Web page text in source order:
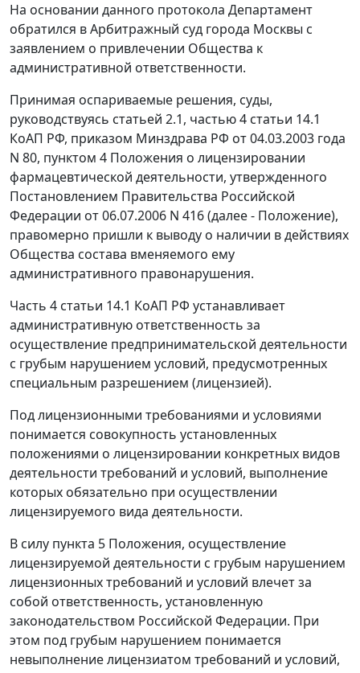
На основании данного протокола Департамент
обратился в Арбитражный суд города Москвы с
заявлением о привлечении Общества к
административной ответственности.
Принимая оспариваемые решения, суды,
руководствуясь статьей 2.1, частью 4 статьи 14.1
КоАП РФ, приказом Минздрава РФ от 04.03.2003 года
N 80, пунктом 4 Положения о лицензировании
фармацевтической деятельности, утвержденного
Постановлением Правительства Российской
Федерации от 06.07.2006 N 416 (далее - Положение),
правомерно пришли к выводу о наличии в действиях
Общества состава вменяемого ему
административного правонарушения.
Часть 4 статьи 14.1 КоАП РФ устанавливает
административную ответственность за
осуществление предпринимательской деятельности
с грубым нарушением условий, предусмотренных
специальным разрешением (лицензией).
Под лицензионными требованиями и условиями
понимается совокупность установленных
положениями о лицензировании конкретных видов
деятельности требований и условий, выполнение
которых обязательно при осуществлении
лицензируемого вида деятельности.
В силу пункта 5 Положения, осуществление
лицензируемой деятельности с грубым нарушением
лицензионных требований и условий влечет за
собой ответственность, установленную
законодательством Российской Федерации. При
этом под грубым нарушением понимается
невыполнение лицензиатом требований и условий,